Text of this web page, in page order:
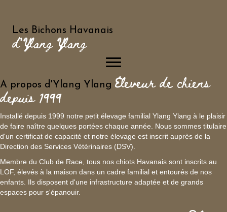
Les Bichons Havanais
d'Ylang Ylang
A propos d'Ylang Ylang Eleveur de chiens
depuis 1999
Installé depuis 1999 notre petit élevage familial Ylang Ylang à le plaisir
de faire naître quelques portées chaque année. Nous sommes titulaire
d'un certificat de capacité et notre élevage est inscrit auprès de la
Direction des Services Vétérinaires (DSV).
Membre du Club de Race, tous nos chiots Havanais sont inscrits au
LOF, élevés à la maison dans un cadre familial et entourés de nos
enfants. Ils disposent d'une infrastructure adaptée et de grands
espaces pour s'épanouir.